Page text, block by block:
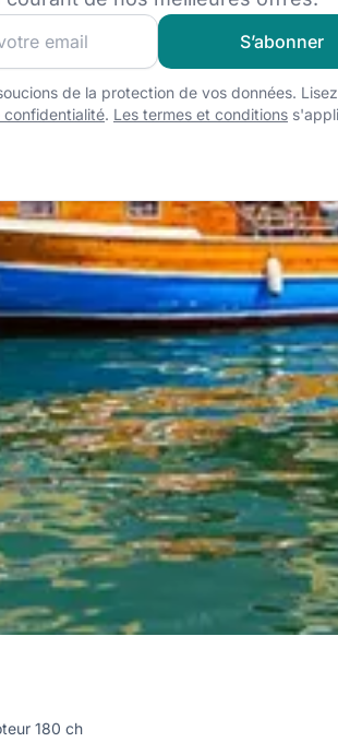
180 ch
communauté et pour recevoir les
S’abonner
de la protection de vos données.
confidentialité. Les termes et conditions